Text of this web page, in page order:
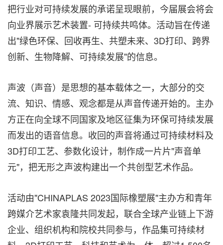
把行业对可持续发展的承诺呈现眼前，今届展会将会
向业界展示艺术装置- 可持续共鸣体。活动旨在传递
出"绿色环保、回收再生、共塑未来、3D打印、跨界
创新、生物降解、可持续发展"的信息。
声波（声音）是思想的基本载体之一，大部分的交
流、知识、情感、观念都是从声音传递开始的。主办
方正在向全球不同国家及地区征集为环保可持续发展
而发出的语音信息。收回的声音将通过可持续材料及
3D打印工艺、参数化设计，制作成一片片"声音单
元"，把无形之声波构建出一个共创型艺术作品。
活动由"CHINAPLAS 2023国际橡塑展"主办方和青年
跨媒介艺术家袁隆共同发起，联合全球产业链上下游
企业、组织机构和院校共同参与，作品集可持续材